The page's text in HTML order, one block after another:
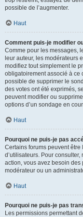
possible de l’augmenter.
Haut
Comment puis-je modifier
Comme pour les messages,
leur auteur, les modérateurs
modifiez tout simplement le
obligatoirement associé à ce
possible de supprimer le
des votes ont été exprimés,
peuvent modifier ou
options d’un sondage en
Haut
Pourquoi ne puis-je pas
Certains forums peuvent
d’utilisateurs. Pour
action, vous avez besoin
modérateur ou un
Haut
Pourquoi ne puis-je pas
Les permissions permettant